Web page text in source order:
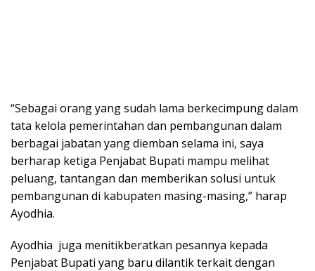
“Sebagai orang yang sudah lama berkecimpung dalam
tata kelola pemerintahan dan pembangunan dalam
berbagai jabatan yang diemban selama ini, saya
berharap ketiga Penjabat Bupati mampu melihat
peluang, tantangan dan memberikan solusi untuk
pembangunan di kabupaten masing-masing,” harap
Ayodhia.
Ayodhia juga menitikberatkan pesannya kepada
Penjabat Bupati yang baru dilantik terkait dengan